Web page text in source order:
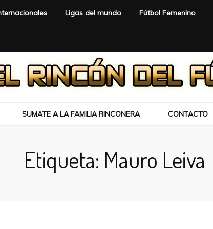
Ligas del mundo Fútbol Femenino
SUMATE A LA FAMILIA RINCONERA CONTACTO
Etiqueta: Mauro Leiva